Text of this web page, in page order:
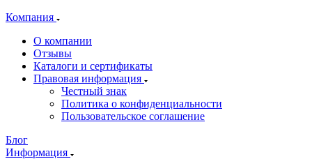
Компания
О компании
Отзывы
Каталоги и сертификаты
Правовая информация
Честный знак
Политика о конфиденциальности
Пользовательское соглашение
Блог
Информация